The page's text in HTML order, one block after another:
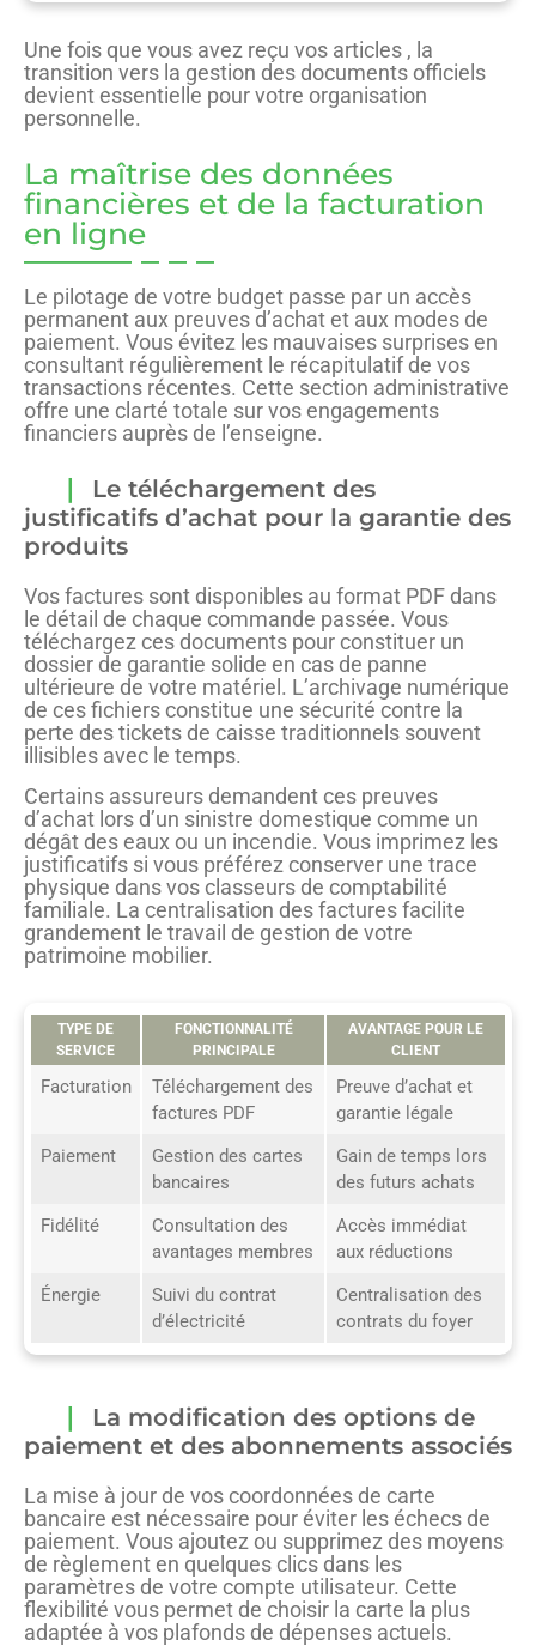
Une fois que vous avez reçu vos articles , la
transition vers la gestion des documents officiels
devient essentielle pour votre organisation
personnelle.
La maîtrise des données
financières et de la facturation
en ligne
Le pilotage de votre budget passe par un accès
permanent aux preuves d’achat et aux modes de
paiement. Vous évitez les mauvaises surprises en
consultant régulièrement le récapitulatif de vos
transactions récentes. Cette section administrative
offre une clarté totale sur vos engagements
financiers auprès de l’enseigne.
Le téléchargement des
justificatifs d’achat pour la garantie des
produits
Vos factures sont disponibles au format PDF dans
le détail de chaque commande passée. Vous
téléchargez ces documents pour constituer un
dossier de garantie solide en cas de panne
ultérieure de votre matériel. L’archivage numérique
de ces fichiers constitue une sécurité contre la
perte des tickets de caisse traditionnels souvent
illisibles avec le temps.
Certains assureurs demandent ces preuves
d’achat lors d’un sinistre domestique comme un
dégât des eaux ou un incendie. Vous imprimez les
justificatifs si vous préférez conserver une trace
physique dans vos classeurs de comptabilité
familiale. La centralisation des factures facilite
grandement le travail de gestion de votre
patrimoine mobilier.
TYPE DE
SERVICE
FONCTIONNALITÉ
PRINCIPALE
AVANTAGE POUR LE
CLIENT
Facturation
Téléchargement des
factures PDF
Preuve d’achat et
garantie légale
Paiement
Gestion des cartes
bancaires
Gain de temps lors
des futurs achats
Fidélité
Consultation des
avantages membres
Accès immédiat
aux réductions
Énergie
Suivi du contrat
d’électricité
Centralisation des
contrats du foyer
La modification des options de
paiement et des abonnements associés
La mise à jour de vos coordonnées de carte
bancaire est nécessaire pour éviter les échecs de
paiement. Vous ajoutez ou supprimez des moyens
de règlement en quelques clics dans les
paramètres de votre compte utilisateur. Cette
flexibilité vous permet de choisir la carte la plus
adaptée à vos plafonds de dépenses actuels.